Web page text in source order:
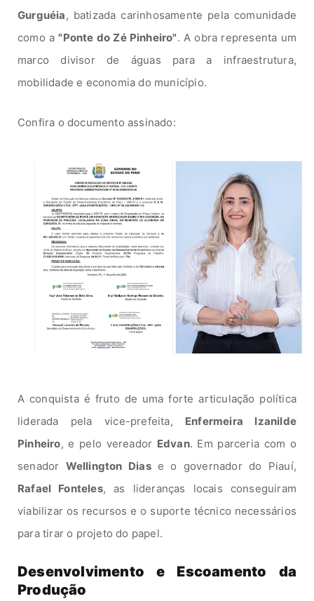
Gurguéia, batizada carinhosamente pela comunidade
como a"Ponte do Zé Pinheiro". A obra representa um
marco divisor de águas para a infraestrutura,
mobilidade e economia do município.
Confira o documento assinado:
A conquista é fruto de uma forte articulação política
liderada pela vice-prefeita, Enfermeira Izanilde
Pinheiro, e pelo vereador Edvan. Em parceria com o
senador Wellington Diase o governador do Piauí,
Rafael Fonteles, as lideranças locais conseguiram
viabilizar os recursos e o suporte técnico necessários
para tirar o projeto do papel.
Desenvolvimento e Escoamento da
Produção